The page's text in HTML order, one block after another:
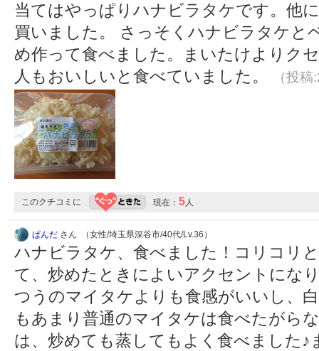
当てはやっぱりハナビラタケです。他
買いました。 さっそくハナビラタケと
め作って食べました。まいたけよりク
人もおいしいと食べていました。
（投
このクチコミに 現在： 5人
ぱんだ さん （女性/埼玉県深谷市/40代/Lv.36）
ハナビラタケ、食べました！コリコリ
て、炒めたときによいアクセントにな
つうのマイタケよりも食感がいいし、
もあまり普通のマイタケは食べたがら
は、炒めても蒸してもよく食べました